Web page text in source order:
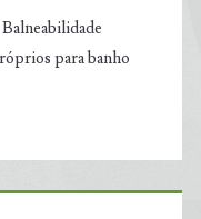
para banho